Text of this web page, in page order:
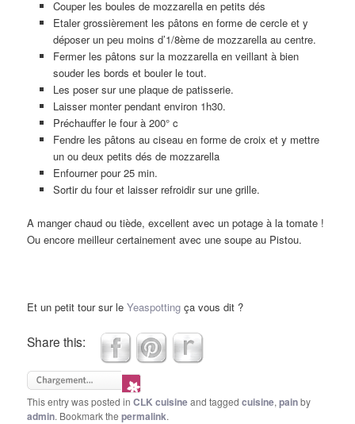
Couper les boules de mozzarella en petits dés
Etaler grossièrement les pâtons en forme de cercle et y
déposer un peu moins d’1/8ème de mozzarella au centre.
Fermer les pâtons sur la mozzarella en veillant à bien
souder les bords et bouler le tout.
Les poser sur une plaque de patisserie.
Laisser monter pendant environ 1h30.
Préchauffer le four à 200° c
Fendre les pâtons au ciseau en forme de croix et y mettre
un ou deux petits dés de mozzarella
Enfourner pour 25 min.
Sortir du four et laisser refroidir sur une grille.
A manger chaud ou tiède, excellent avec un potage à la tomate !
Ou encore meilleur certainement avec une soupe au Pistou.
Et un petit tour sur leYeaspotting ça vous dit ?
Share this:
This entry was posted inCLK cuisineand taggedcuisine,painby
admin. Bookmark thepermalink.